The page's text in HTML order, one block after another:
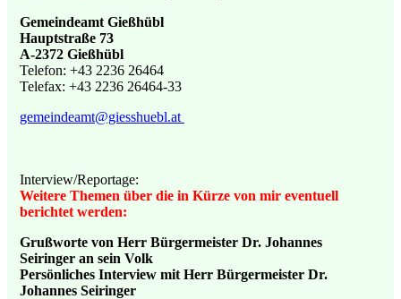
Gemeindeamt Gießhübl
Hauptstraße 73
A-2372 Gießhübl
Telefon: +43 2236 26464
Telefax: +43 2236 26464-33
gemeindeamt@giesshuebl.at
Interview/Reportage:
Weitere Themen über die in Kürze von mir eventuell
berichtet werden:
Grußworte von Herr Bürgermeister Dr. Johannes
Seiringer an sein Volk
Persönliches Interview mit Herr Bürgermeister Dr.
Johannes Seiringer